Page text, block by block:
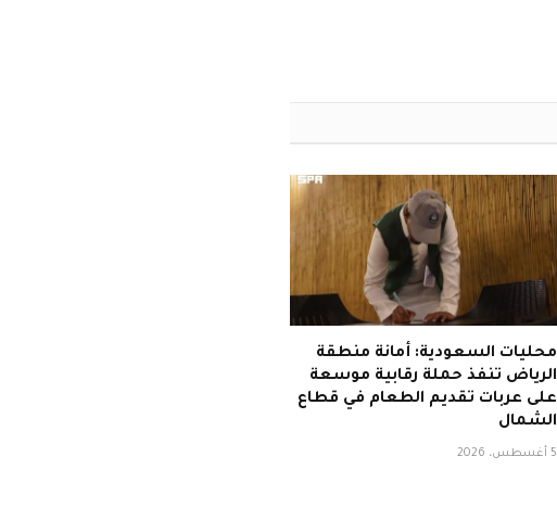
محليات السعودية: أمانة منطقة
الرياض تنفذ حملة رقابية موسعة
على عربات تقديم الطعام في قطاع
الشمال
5 أغسطس، 2026